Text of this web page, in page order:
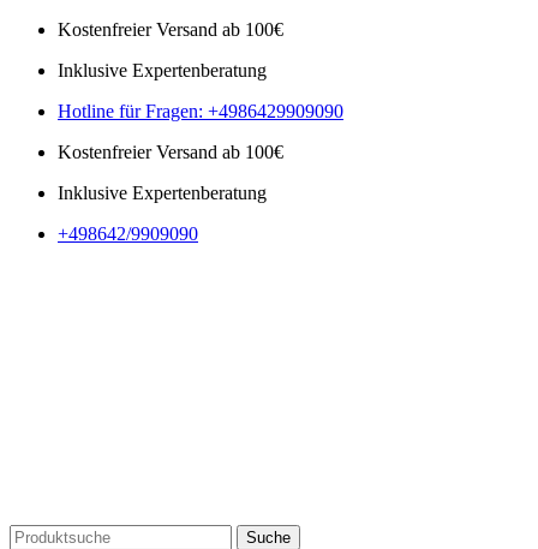
Kostenfreier Versand ab 100€
Inklusive Expertenberatung
Hotline für Fragen: +4986429909090
Kostenfreier Versand ab 100€
Inklusive Expertenberatung
+498642/9909090
Suche